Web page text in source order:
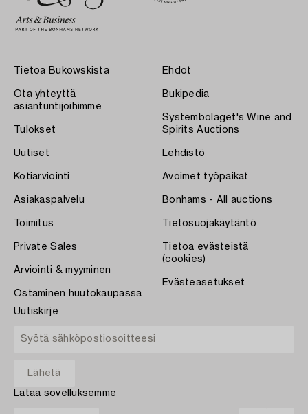
Tietoa Bukowskista
Ota yhteyttä
asiantuntijoihimme
Tulokset
Uutiset
Kotiarviointi
Asiakaspalvelu
Toimitus
Private Sales
Arviointi & myyminen
Ostaminen huutokaupassa
Ehdot
Bukipedia
Systembolaget's Wine and
Spirits Auctions
Lehdistö
Avoimet työpaikat
Bonhams - All auctions
Tietosuojakäytäntö
Tietoa evästeistä
(cookies)
Evästeasetukset
Uutiskirje
Lataa sovelluksemme